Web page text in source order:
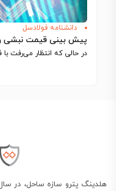
دانشنامه فولادسل
پیش بینی قیمت نبشی و